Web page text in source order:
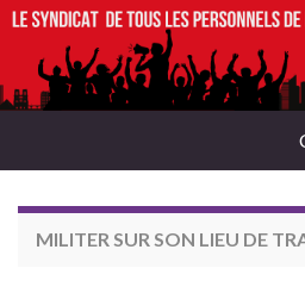
MILITER SUR SON LIEU DE